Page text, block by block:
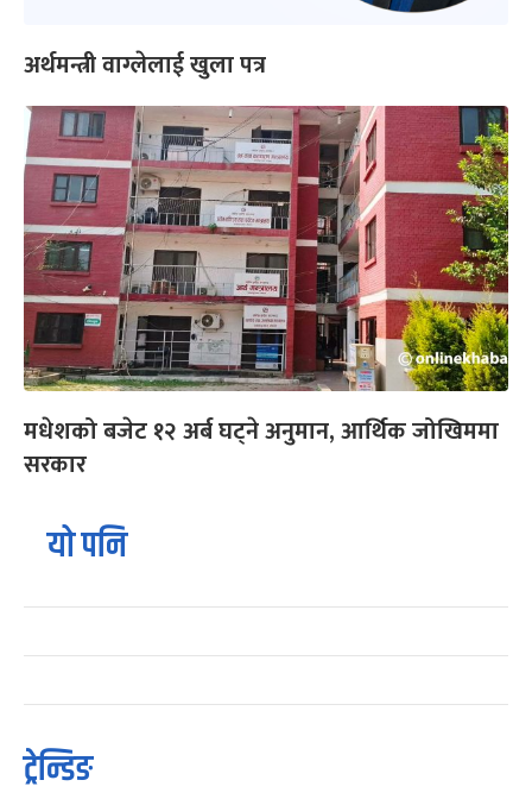
अर्थमन्त्री वाग्लेलाई खुला पत्र
मधेशको बजेट १२ अर्ब घट्ने अनुमान, आर्थिक जोखिममा
सरकार
यो पनि
ट्रेन्डिङ